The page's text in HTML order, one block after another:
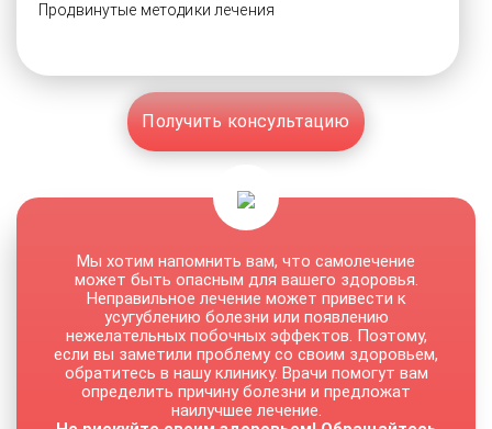
Продвинутые методики лечения
Получить консультацию
Мы хотим напомнить вам, что самолечение
может быть опасным для вашего здоровья.
Неправильное лечение может привести к
усугублению болезни или появлению
нежелательных побочных эффектов. Поэтому,
если вы заметили проблему со своим здоровьем,
обратитесь в нашу клинику. Врачи помогут вам
определить причину болезни и предложат
наилучшее лечение.